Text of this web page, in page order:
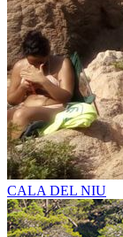
CALA DEL NIU